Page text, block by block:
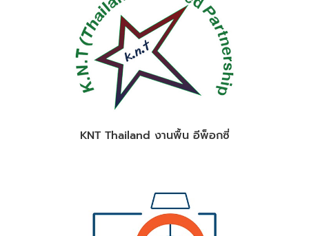
KNT Thailand งานพื้น อีพ็อกซี่